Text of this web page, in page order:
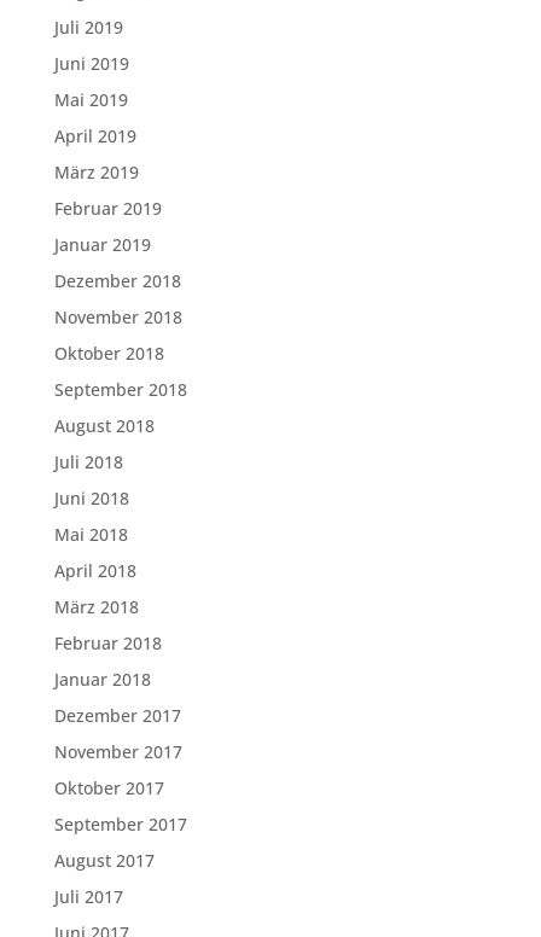
Juli 2019
Juni 2019
Mai 2019
April 2019
März 2019
Februar 2019
Januar 2019
Dezember 2018
November 2018
Oktober 2018
September 2018
August 2018
Juli 2018
Juni 2018
Mai 2018
April 2018
März 2018
Februar 2018
Januar 2018
Dezember 2017
November 2017
Oktober 2017
September 2017
August 2017
Juli 2017